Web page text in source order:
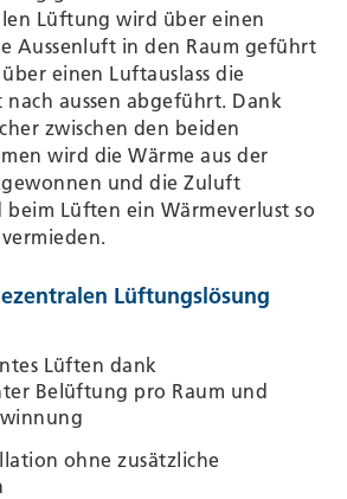
Lüftung wird über einen
Aussenluft in den Raum geführt
einen Luftauslass die
aussen abgeführt. Dank
zwischen den beiden
wird die Wärme aus der
und die Zuluft
Lüften ein Wärmeverlust so
Lüftungslösung
Lüften dank
Belüftung pro Raum und
ohne zusätzliche